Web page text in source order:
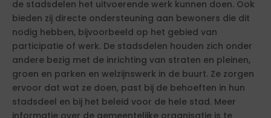
de stadsdelen het uitvoerende werk kunnen doen. Ook
bieden zij directe ondersteuning aan bewoners die dit
nodig hebben, bijvoorbeeld op het gebied van
participatie of werk. De stadsdelen houden zich onder
andere bezig met de inrichting van straten en pleinen,
groen en parken en welzijnswerk in de buurt. Ze zorgen
ervoor dat wat ze doen, past bij de behoeften in hun
stadsdeel en bij het beleid voor de hele stad. Meer
informatie over de gemeentelijke organisatie is te